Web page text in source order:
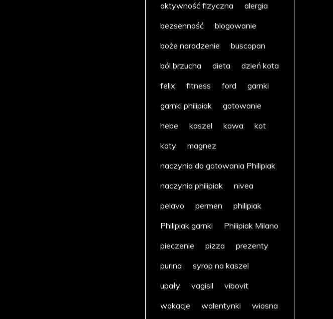
aktywność fizyczna
alergia
bezsenność
blogowanie
boże narodzenie
buscopan
ból brzucha
dieta
dzień kota
felix
fitness ford
garnki
garnki philipiak
gotowanie
hebe
kaszel kawa
kot
koty
magnez
naczynia do gotowania Philipiak
naczynia philipiak
nivea
pelavo
permen
philipiak
Philipiak garnki
Philipiak Milano
pieczenie
pizza
prezenty
purina
syrop na kaszel
upały
vagisil
vibovit
wakacje
walentynki wiosna